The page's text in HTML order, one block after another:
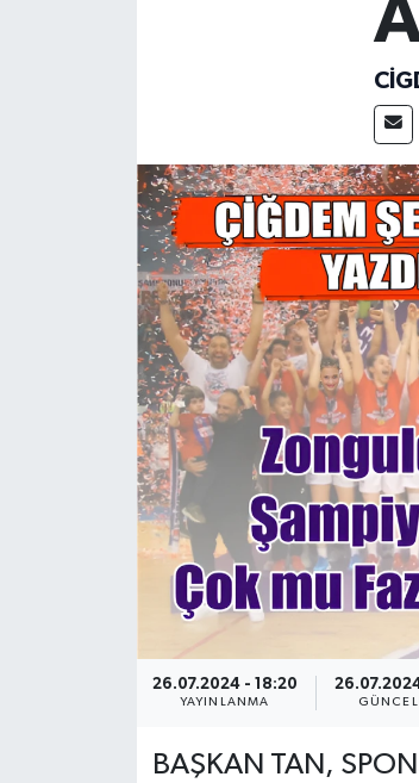
26.07.2024 - 18:20
YAYINLANMA
BAŞKAN TAN,
Dergim